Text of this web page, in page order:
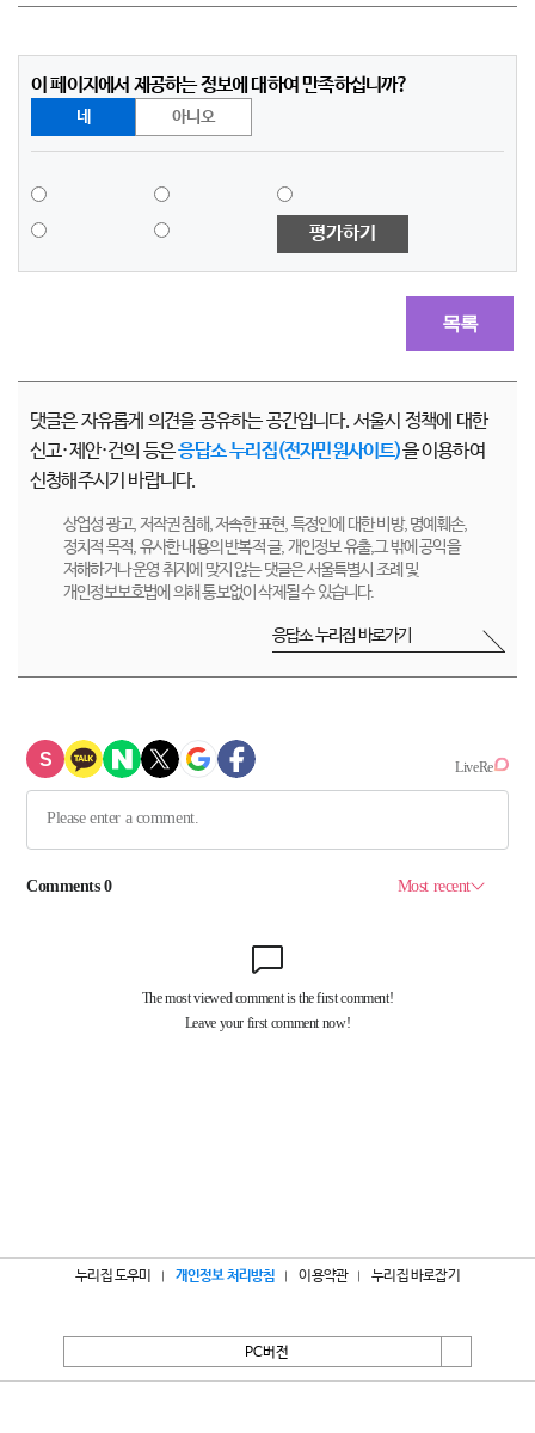
이 페이지에서 제공하는 정보에 대하여 만족하십니까?
네 아니오
평가하기
목록
댓글은 자유롭게 의견을 공유하는 공간입니다. 서울시 정책에 대한
신고·제안·건의 등은응답소 누리집(전자민원사이트)을 이용하여
신청해주시기 바랍니다.
상업성 광고, 저작권 침해, 저속한 표현, 특정인에 대한 비방, 명예훼손,
정치적 목적, 유사한 내용의 반복적 글, 개인정보 유출,그 밖에 공익을
저해하거나 운영 취지에 맞지 않는 댓글은 서울특별시 조례 및
개인정보보호법에 의해 통보없이 삭제될 수 있습니다.
응답소 누리집 바로가기
누리집 도우미 개인정보 처리방침 이용약관 누리집 바로잡기
PC버전